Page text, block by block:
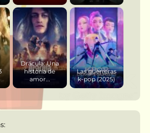
Drácula: Una
historia de
amor...
Las guerreras
k-pop (2025)